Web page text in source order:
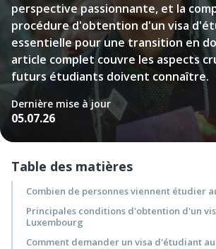
perspective passionnante, et la
procédure d'obtention d'un visa
essentielle pour une transition en
article complet couvre les aspects
futurs étudiants doivent connaître.
Dernière mise à jour
05.07.26
Table des matières
Combien de personnes viennent étudier
Principales conditions d'obtention d'un
Luxembourg
Comment demander un visa d'étudiant